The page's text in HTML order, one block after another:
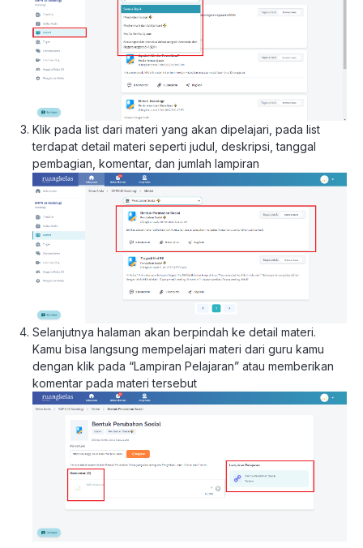
Klik pada list dari materi yang akan dipelajari, pada list
terdapat detail materi seperti judul, deskripsi, tanggal
pembagian, komentar, dan jumlah lampiran
Selanjutnya halaman akan berpindah ke detail materi.
Kamu bisa langsung mempelajari materi dari guru kamu
dengan klik pada “Lampiran Pelajaran” atau memberikan
komentar pada materi tersebut